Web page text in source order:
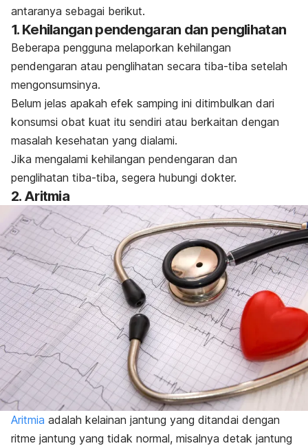
antaranya sebagai berikut.
1. Kehilangan pendengaran dan penglihatan
Beberapa pengguna melaporkan kehilangan
pendengaran atau penglihatan secara tiba-tiba setelah
mengonsumsinya.
Belum jelas apakah efek samping ini ditimbulkan dari
konsumsi obat kuat itu sendiri atau berkaitan dengan
masalah kesehatan yang dialami.
Jika mengalami kehilangan pendengaran dan
penglihatan tiba-tiba, segera hubungi dokter.
2. Aritmia
Aritmia adalah kelainan jantung yang ditandai dengan
ritme jantung yang tidak normal, misalnya detak jantung